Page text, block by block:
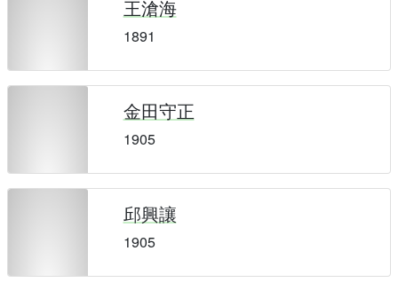
王滄海
1891
金田守正
1905
邱興讓
1905